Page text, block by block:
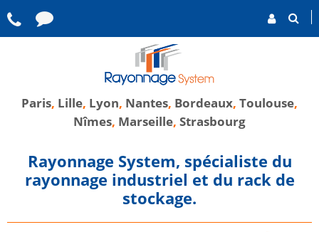
Paris, Lille, Lyon, Nantes, Bordeaux, Toulouse,
Nîmes, Marseille, Strasbourg
Rayonnage System, spécialiste du
rayonnage industriel et du rack de
stockage.